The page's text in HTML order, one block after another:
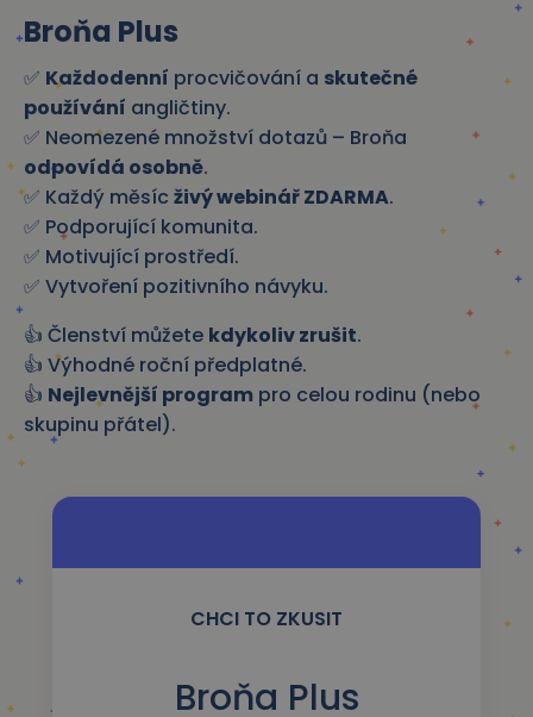
Broňa Plus
✅ Každodenní procvičování a skutečné
používání angličtiny.
✅ Neomezené množství dotazů – Broňa
odpovídá osobně.
✅ Každý měsíc živý webinář ZDARMA.
✅ Podporující komunita.
✅ Motivující prostředí.
✅ Vytvoření pozitivního návyku.
👍 Členství můžete kdykoliv zrušit.
👍 Výhodné roční předplatné.
👍 Nejlevnější program pro celou rodinu (nebo
skupinu přátel).
CHCI TO ZKUSIT
Broňa Plus